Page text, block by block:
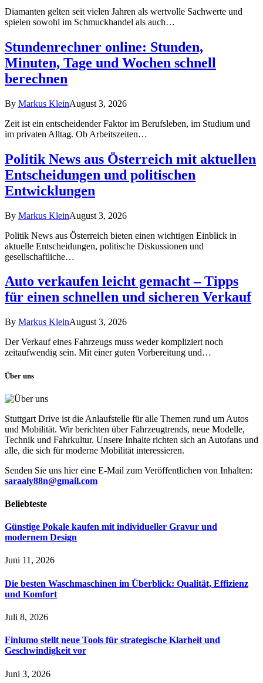
Diamanten gelten seit vielen Jahren als wertvolle Sachwerte und
spielen sowohl im Schmuckhandel als auch…
Stundenrechner online: Stunden,
Minuten, Tage und Wochen schnell
berechnen
By Markus KleinAugust 3, 2026
Zeit ist ein entscheidender Faktor im Berufsleben, im Studium und
im privaten Alltag. Ob Arbeitszeiten…
Politik News aus Österreich mit aktuellen
Entscheidungen und politischen
Entwicklungen
By Markus KleinAugust 3, 2026
Politik News aus Österreich bieten einen wichtigen Einblick in
aktuelle Entscheidungen, politische Diskussionen und
gesellschaftliche…
Auto verkaufen leicht gemacht – Tipps
für einen schnellen und sicheren Verkauf
By Markus KleinAugust 3, 2026
Der Verkauf eines Fahrzeugs muss weder kompliziert noch
zeitaufwendig sein. Mit einer guten Vorbereitung und…
Über uns
Stuttgart Drive ist die Anlaufstelle für alle Themen rund um Autos
und Mobilität. Wir berichten über Fahrzeugtrends, neue Modelle,
Technik und Fahrkultur. Unsere Inhalte richten sich an Autofans und
alle, die sich für moderne Mobilität interessieren.
Senden Sie uns hier eine E-Mail zum Veröffentlichen von Inhalten:
saraaly88n@gmail.com
Beliebteste
Günstige Pokale kaufen mit individueller Gravur und
modernem Design
Juni 11, 2026
Die besten Waschmaschinen im Überblick: Qualität, Effizienz
und Komfort
Juli 8, 2026
Finlumo stellt neue Tools für strategische Klarheit und
Geschwindigkeit vor
Juni 3, 2026